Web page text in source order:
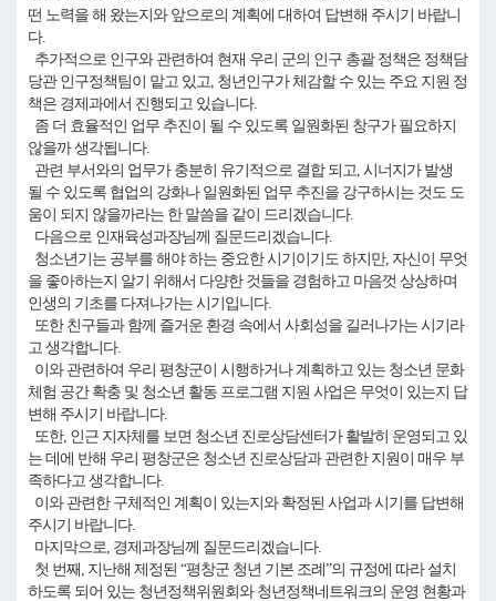
떤 노력을 해 왔는지와 앞으로의 계획에 대하여 답변해 주시기 바랍니
다.
추가적으로 인구와 관련하여 현재 우리 군의 인구 총괄 정책은 정책담
당관 인구정책팀이 맡고 있고, 청년인구가 체감할 수 있는 주요 지원 정
책은 경제과에서 진행되고 있습니다.
좀 더 효율적인 업무 추진이 될 수 있도록 일원화된 창구가 필요하지
않을까 생각됩니다.
관련 부서와의 업무가 충분히 유기적으로 결합 되고, 시너지가 발생
될 수 있도록 협업의 강화나 일원화된 업무 추진을 강구하시는 것도 도
움이 되지 않을까라는 한 말씀을 같이 드리겠습니다.
다음으로 인재육성과장님께 질문드리겠습니다.
청소년기는 공부를 해야 하는 중요한 시기이기도 하지만, 자신이 무엇
을 좋아하는지 알기 위해서 다양한 것들을 경험하고 마음껏 상상하며
인생의 기초를 다져나가는 시기입니다.
또한 친구들과 함께 즐거운 환경 속에서 사회성을 길러나가는 시기라
고 생각합니다.
이와 관련하여 우리 평창군이 시행하거나 계획하고 있는 청소년 문화
체험 공간 확충 및 청소년 활동 프로그램 지원 사업은 무엇이 있는지 답
변해 주시기 바랍니다.
또한, 인근 지자체를 보면 청소년 진로상담센터가 활발히 운영되고 있
는 데에 반해 우리 평창군은 청소년 진로상담과 관련한 지원이 매우 부
족하다고 생각합니다.
이와 관련한 구체적인 계획이 있는지와 확정된 사업과 시기를 답변해
주시기 바랍니다.
마지막으로, 경제과장님께 질문드리겠습니다.
첫 번째, 지난해 제정된 “평창군 청년 기본 조례”의 규정에 따라 설치
하도록 되어 있는 청년정책위원회와 청년정책네트워크의 운영 현황과